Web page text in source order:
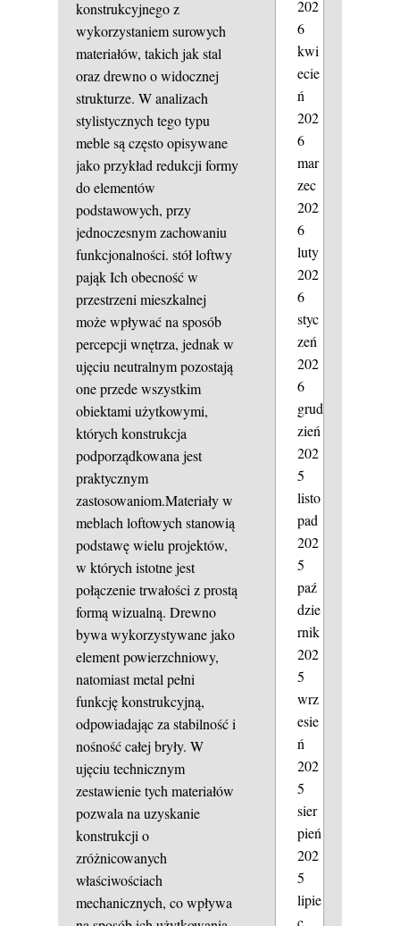
konstrukcyjnego z
wykorzystaniem surowych
materiałów, takich jak stal
oraz drewno o widocznej
strukturze. W analizach
stylistycznych tego typu
meble są często opisywane
jako przykład redukcji formy
do elementów
podstawowych, przy
jednoczesnym zachowaniu
funkcjonalności. stół loftwy
pająkIch obecność w
przestrzeni mieszkalnej
może wpływać na sposób
percepcji wnętrza, jednak w
ujęciu neutralnym pozostają
one przede wszystkim
obiektami użytkowymi,
których konstrukcja
podporządkowana jest
praktycznym
zastosowaniom.Materiały w
meblach loftowych stanowią
podstawę wielu projektów,
w których istotne jest
połączenie trwałości z prostą
formą wizualną. Drewno
bywa wykorzystywane jako
element powierzchniowy,
natomiast metal pełni
funkcję konstrukcyjną,
odpowiadając za stabilność i
nośność całej bryły. W
ujęciu technicznym
zestawienie tych materiałów
pozwala na uzyskanie
konstrukcji o
zróżnicowanych
właściwościach
mechanicznych, co wpływa
202
6
kwi
ecie
ń
202
6
mar
zec
202
6
luty
202
6
styc
zeń
202
6
grud
zień
202
5
listo
pad
202
5
paź
dzie
rnik
202
5
wrz
esie
ń
202
5
sier
pień
202
5
lipie
c